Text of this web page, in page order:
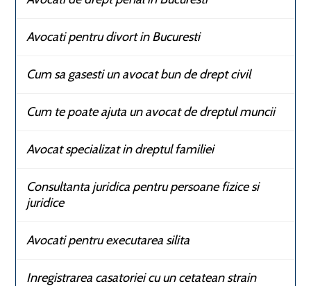
Avocati pentru divort in Bucuresti
Cum sa gasesti un avocat bun de drept civil
Cum te poate ajuta un avocat de dreptul muncii
Avocat specializat in dreptul familiei
Consultanta juridica pentru persoane fizice si
juridice
Avocati pentru executarea silita
Inregistrarea casatoriei cu un cetatean strain